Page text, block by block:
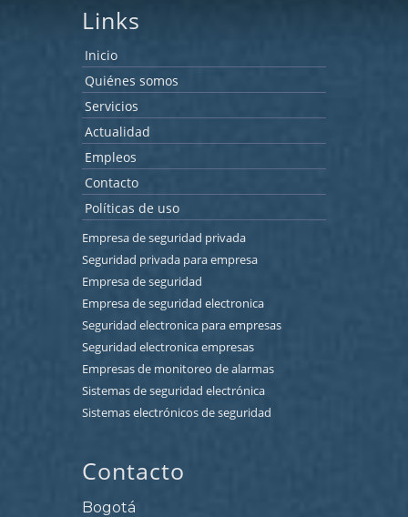
Links
Inicio
Quiénes somos
Servicios
Actualidad
Empleos
Contacto
Políticas de uso
Empresa de seguridad privada
Seguridad privada para empresa
Empresa de seguridad
Empresa de seguridad electronica
Seguridad electronica para empresas
Seguridad electronica empresas
Empresas de monitoreo de alarmas
Sistemas de seguridad electrónica
Sistemas electrónicos de seguridad
Contacto
Bogotá